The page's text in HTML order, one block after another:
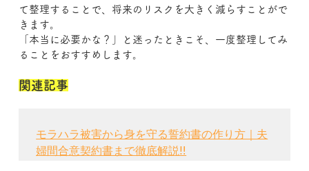
て整理することで、将来のリスクを大きく減らすことがで
きます。
「本当に必要かな？」と迷ったときこそ、一度整理してみ
ることをおすすめします。
関連記事
モラハラ被害から身を守る誓約書の作り方｜夫
婦間合意契約書まで徹底解説‼